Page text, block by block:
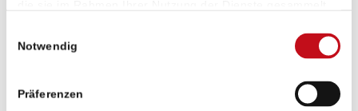
Sie unsere Webseite weiterhin nutzen.
Notwendig
Präferenzen
der Entwicklung neuer Ideen. Dabei ist unser einziges
Ziel, die perfekten Lösungen durch den Design Thinking
Prozess für Ihr Unternehmen und Ihre Projekte zu
finden. Diese werden sowohl Sie als Anwender- als auch